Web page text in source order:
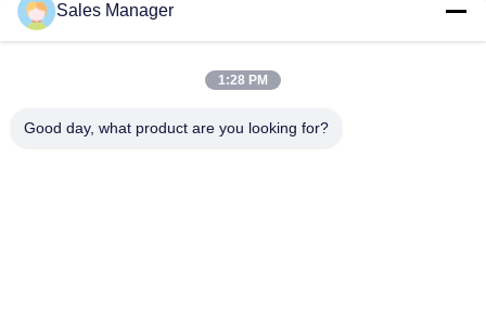
Sayfanın Üstü
Sales Manager
1:28 PM
Good day, what product are you looking for?